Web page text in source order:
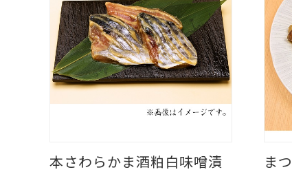
本さわらかま酒粕白味噌漬 ま